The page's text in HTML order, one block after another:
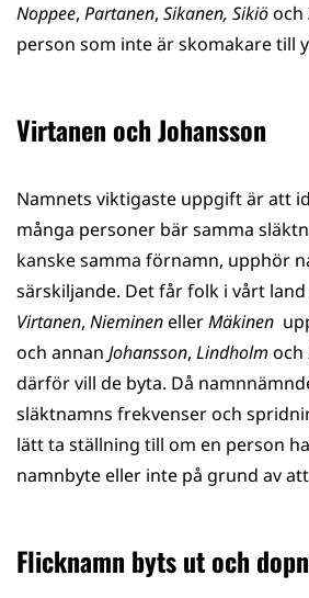
Noppee, Partanen, Sikanen, Sikiöoch
person som inte är skomakare till
Virtanen och Johansson
Namnets viktigaste uppgift är att
många personer bär samma
kanske samma förnamn, upphör
särskiljande. Det får folk i vårt
Virtanen, NieminenellerMäkinen
och annan Johansson, Lindholm och
därför vill de byta. Då
släktnamns frekvenser och
lätt ta ställning till om en person
namnbyte eller inte på grund av
Flicknamn byts ut och